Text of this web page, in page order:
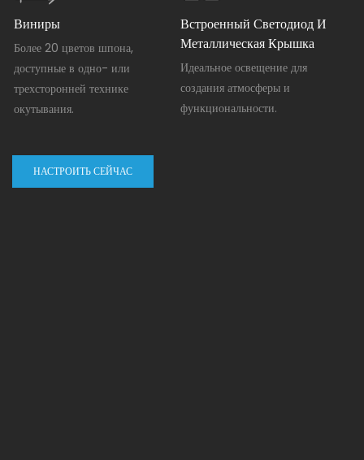
Виниры
Более 20 цветов шпона,
доступные в одно- или
трехсторонней технике
окутывания.
Встроенный Светодиод И
Металлическая Крышка
Идеальное освещение для
создания атмосферы и
функциональности.
НАСТРОИТЬ СЕЙЧАС